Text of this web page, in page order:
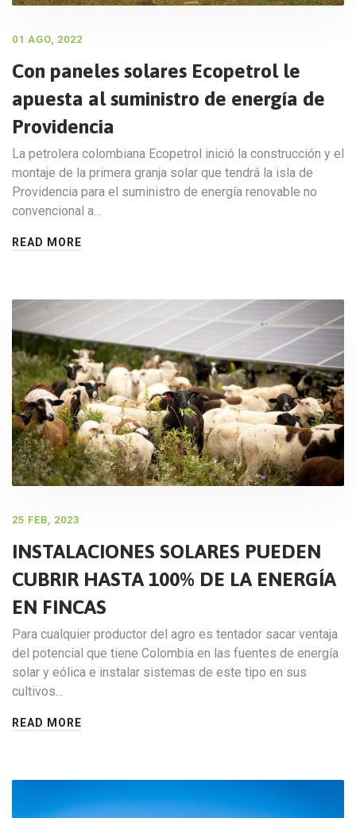
01 AGO, 2022
Con paneles solares Ecopetrol le
apuesta al suministro de energía de
Providencia
La petrolera colombiana Ecopetrol inició la construcción y el
montaje de la primera granja solar que tendrá la isla de
Providencia para el suministro de energía renovable no
convencional a…
READ MORE
25 FEB, 2023
INSTALACIONES SOLARES PUEDEN
CUBRIR HASTA 100% DE LA ENERGÍA
EN FINCAS
Para cualquier productor del agro es tentador sacar ventaja
del potencial que tiene Colombia en las fuentes de energía
solar y eólica e instalar sistemas de este tipo en sus
cultivos…
READ MORE